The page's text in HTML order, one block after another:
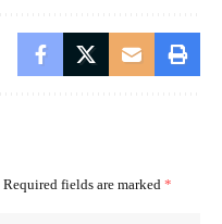
Required fields are marked *